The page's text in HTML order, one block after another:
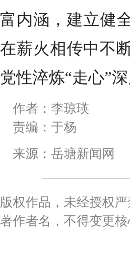
富内涵，建立健
在薪火相传中不
党性淬炼“走心”深
作者：李琼瑛
责编：于杨
来源：岳塘新闻网
版权作品，未经授权
著作者名，不得变更核